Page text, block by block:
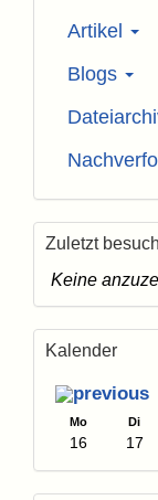
Artikel
Blogs
Zuletzt
Keine
Kalender
Mo Di
16 17